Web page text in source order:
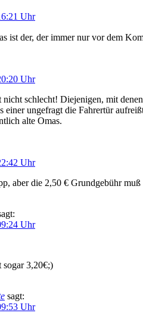
Uhr
ist der, der immer nur vor dem
Uhr
nicht schlecht! Diejenigen, mit
einer ungefragt die Fahrertür
alte Omas.
Uhr
aber die 2,50 € Grundgebühr
Uhr
3,20€;)
sagt:
Uhr